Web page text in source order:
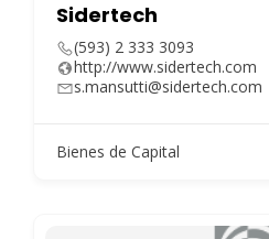
Sidertech
(593) 2 333 3093
http://www.sidertech.com
s.mansutti@sidertech.com
Bienes de Capital